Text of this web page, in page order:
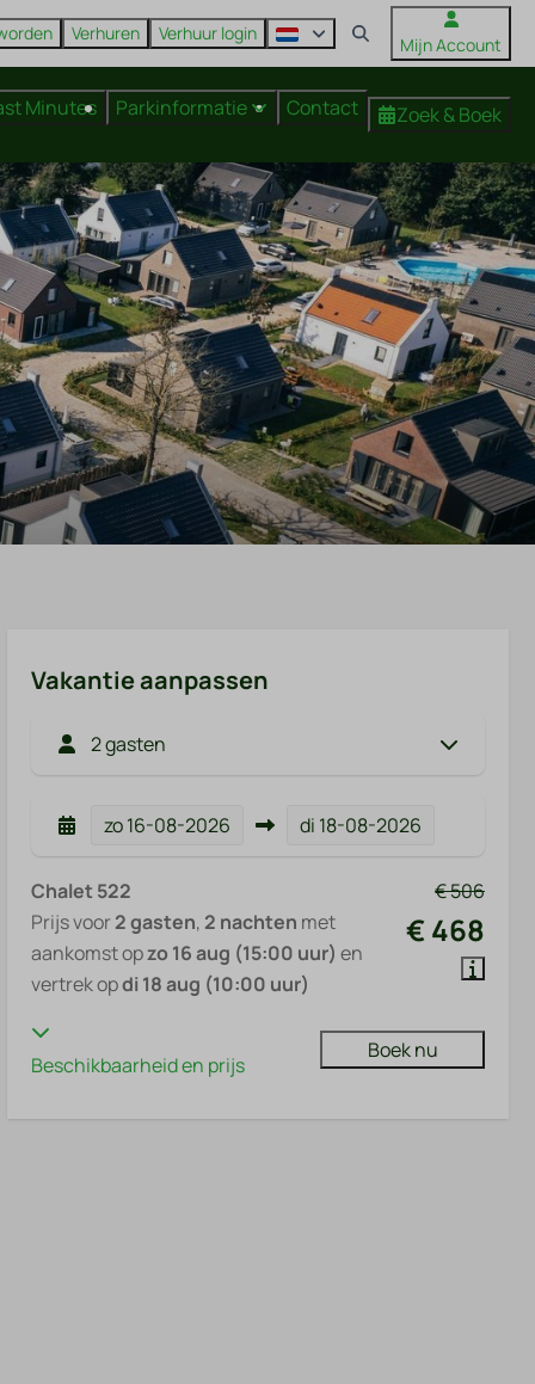
Verhuren Verhuur login
Mijn Account
Minutes Parkinformatie Contact Zoek & Boek
Vakantie aanpassen
2 gasten
zo16-08-2026 di 18-08-2026
€ 506
€ 468
Chalet 522
Prijs voor2 gasten, 2 nachten met
aankomst opzo 16 aug (15:00 uur) en
vertrek opdi 18 aug (10:00 uur)
Beschikbaarheid en prijs
Boek nu